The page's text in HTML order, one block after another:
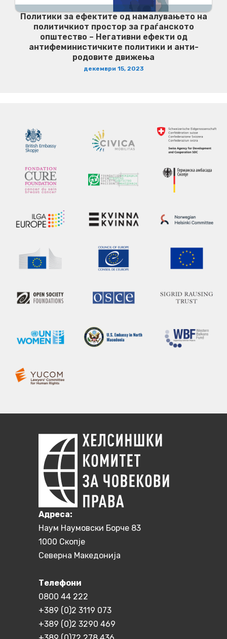
Политики за ефектите од намалувањето на
политичкиот простор за граѓанското
општество – Негативни ефекти од
антифеминистичките политики и анти-
родовите движења
декември 15, 2023
Aдреса:
Наум Наумовски Борче 83
1000 Скопје
Северна Македонија
Телефони
0800 44 222
+389 (0)2 3119 073
+389 (0)2 3290 469